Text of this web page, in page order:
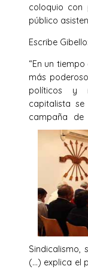
coloquio con
público
Escribe Gibello:
“En un
más
políticos y
capitalista
campaña
Sindicalismo,
(…) explica el